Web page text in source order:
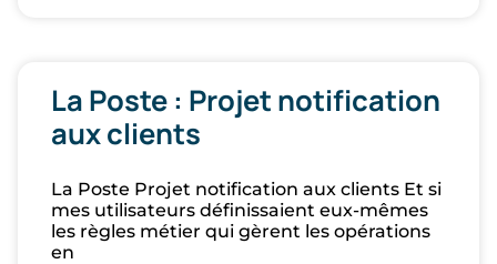
La Poste : Projet notification
aux clients
La Poste Projet notification aux clients Et si
mes utilisateurs définissaient eux-mêmes
les règles métier qui gèrent les opérations
en